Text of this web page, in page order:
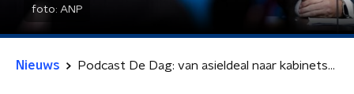
foto: ANP
Nieuws Podcast De Dag: van asieldeal naar kabinetscrisis?